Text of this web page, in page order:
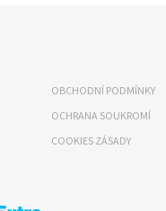
OBCHODNÍ PODMÍNKY
OCHRANA SOUKROMÍ
COOKIES ZÁSADY